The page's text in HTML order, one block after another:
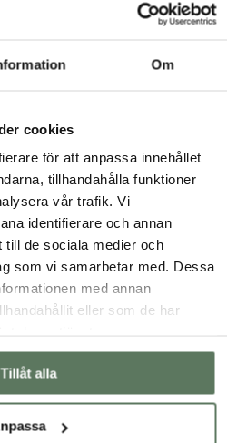
Om
cookies
för att anpassa innehållet
tillhandahålla funktioner
vår trafik. Vi
identifierare och annan
till de sociala medier och
som vi samarbetar med. Dessa
med annan
eller som de har
Tillåt alla
ska vara av en grönare karaktär.
ditt val.
Miljö & hållbarhet
Ambassadörer
Samarbetspartners
hanterar
formuläret och jag